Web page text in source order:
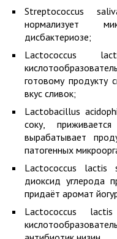
Streptococcus
нормализует
дисбактериозе;
Lactococcus
готовому продукту
вкус сливок;
Lactobacillus
соку,
вырабатывает
патогенных
Lactococcus lactis
диоксид углерода
придаёт аромат
Lactococcus